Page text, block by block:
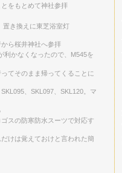
をもとめて神社参拝
置き換えに東芝浴室灯
ら桜井神社へ参拝
利かなくなったので、M545を
てそのまま帰ってくることに
、SKL097、SKL120。マ
スの防寒防水スーツで対応す
けは覚えておけと言われた簡